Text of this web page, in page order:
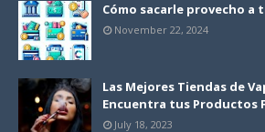
Cómo sacarle provecho a
November 22, 2024
Las Mejores Tiendas de
Encuentra tus Productos
July 18, 2023